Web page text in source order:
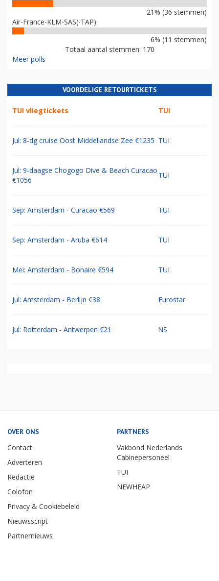
21% (36 stemmen)
Air-France-KLM-SAS(-TAP)
6% (11 stemmen)
Totaal aantal stemmen: 170
Meer polls
VOORDELIGE RETOURTICKETS
TUI vliegtickets TUI
Jul: 8-dg cruise Oost Middellandse Zee €1235 TUI
Jul: 9-daagse Chogogo Dive & Beach Curacao
€1056
TUI
Sep: Amsterdam - Curacao €569 TUI
Sep: Amsterdam - Aruba €614 TUI
Mei: Amsterdam - Bonaire €594 TUI
Jul: Amsterdam - Berlijn €38 Eurostar
Jul: Rotterdam - Antwerpen €21 NS
OVER ONS
Contact
Adverteren
Redactie
Colofon
Privacy & Cookiebeleid
Nieuwsscript
Partnernieuws
PARTNERS
Vakbond Nederlands
Cabinepersoneel
TUI
NEWHEAP